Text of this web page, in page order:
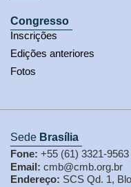
Congresso
Inscrições
Edições anteriores
Fotos
Sede Brasília
Fone: +55 (61) 3321-9563
Email: cmb@cmb.org.br
Endereço: SCS Qd. 1,